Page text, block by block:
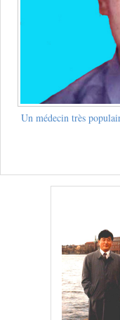
Un médecin très